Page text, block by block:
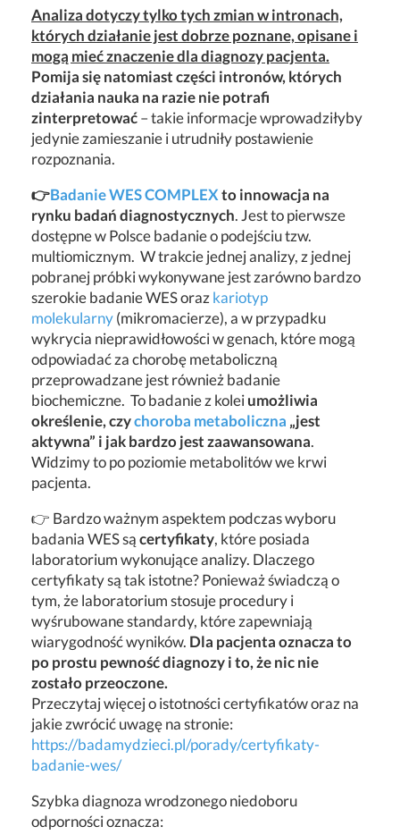
Analiza dotyczy tylko tych zmian w intronach,
których działanie jest dobrze poznane, opisane i
mogą mieć znaczenie dla diagnozy pacjenta.
Pomija się natomiast części intronów, których
działania nauka na razie nie potrafi
zinterpretować– takie informacje wprowadziłyby
jedynie zamieszanie i utrudniły postawienie
rozpoznania.
👉Badanie WES COMPLEXto innowacja na
rynku badań diagnostycznych. Jest to pierwsze
dostępne w Polsce badanie o podejściu tzw.
multiomicznym. W trakcie jednej analizy, z jednej
pobranej próbki wykonywane jest zarówno bardzo
szerokie badanie WES orazkariotyp
molekularny(mikromacierze), a w przypadku
wykrycia nieprawidłowości w genach, które mogą
odpowiadać za chorobę metaboliczną
przeprowadzane jest również badanie
biochemiczne. To badanie z koleiumożliwia
określenie, czychoroba metaboliczna „jest
aktywna” i jak bardzo jest zaawansowana.
Widzimy to po poziomie metabolitów we krwi
pacjenta.
👉 Bardzo ważnym aspektem podczas wyboru
badania WES sącertyfikaty, które posiada
laboratorium wykonujące analizy. Dlaczego
certyfikaty są tak istotne? Ponieważ świadczą o
tym, że laboratorium stosuje procedury i
wyśrubowane standardy, które zapewniają
wiarygodność wyników. Dla pacjenta oznacza to
po prostu pewność diagnozy i to, że nic nie
zostało przeoczone.
Przeczytaj więcej o istotności certyfikatów oraz na
jakie zwrócić uwagę na stronie:
https://badamydzieci.pl/porady/certyfikaty-
badanie-wes/
Szybka diagnoza wrodzonego niedoboru
odporności oznacza: